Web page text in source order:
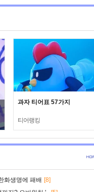
과자 티어표 57가지
티어랭킹
화생명에 패배 [8]